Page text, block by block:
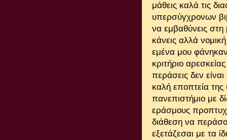
μάθεις καλά τις
υπερσύγχρονων
να εμβαθύνεις
κάνεις αλλά
εμένα μου
κριτήριο
περάσεις δεν
καλή εποπτεία της
πανεπιστήμιο με
εράσμους
διάθεση να
εξετάζεσαι με τα